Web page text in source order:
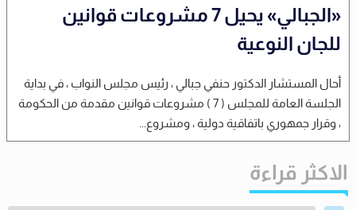
«الجبالي» يحيل 7 مشروعات قوانين
للجان النوعية
أحال المستشار الدكتور حنفي جبالي ، رئيس مجلس النواب ، في بداية
الجلسة العامة للمجلس ( 7 ) مشروعات قوانين مقدمة من الحكومة
، وقرار جمهوري باتفاقية دولية ، ومشروع...
الاكثر قراءة